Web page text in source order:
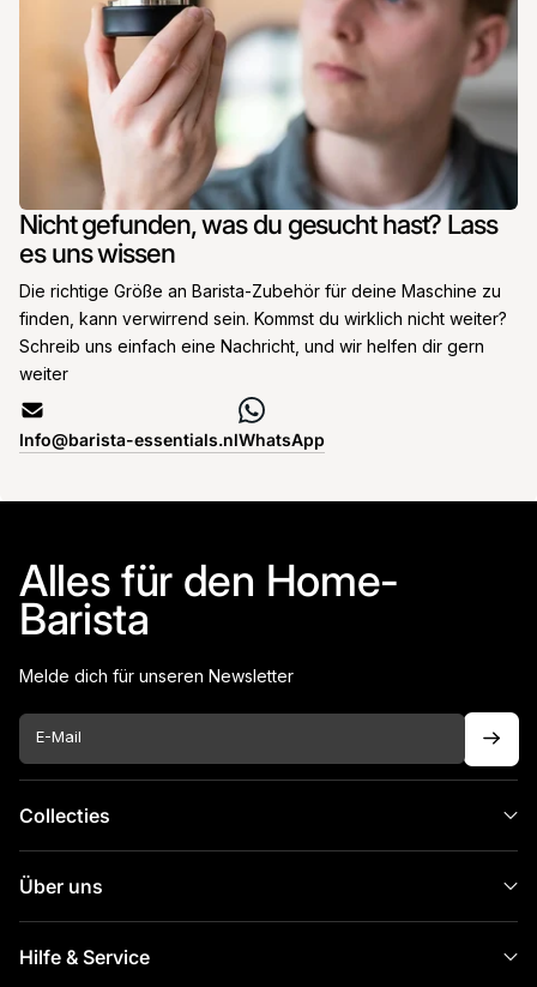
Nicht gefunden, was du gesucht hast? Lass
es uns wissen
Die richtige Größe an Barista-Zubehör für deine Maschine zu
finden, kann verwirrend sein. Kommst du wirklich nicht weiter?
Schreib uns einfach eine Nachricht, und wir helfen dir gern
weiter
Info@barista-essentials.nlWhatsApp
Alles für den Home-
Barista
Melde dich für unseren Newsletter
E-Mail
Collecties
Über uns
Hilfe & Service